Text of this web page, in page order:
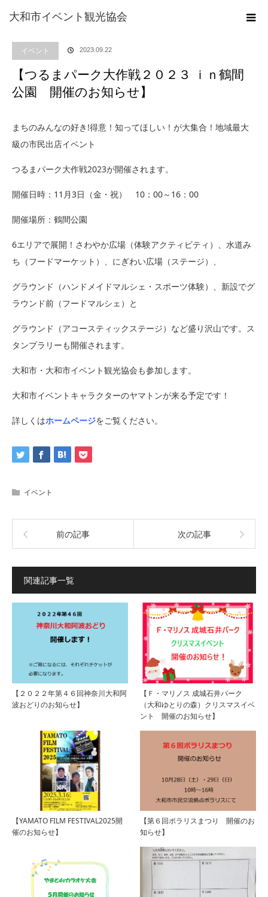
大和市イベント観光協会
ブログ
イベント 【つるまパーク大作戦２０２３ ｉｎ鶴間公園 開
イベント 2023.09.22
【つるまパーク大作戦２０２３ ｉｎ鶴間
公園 開催のお知らせ】
まちのみんなの好き!得意！知ってほしい！が大集合！地域最大
級の市民出店イベント
つるまパーク大作戦2023が開催されます。
開催日時：11月3日（金・祝） 10：00～16：00
開催場所：鶴間公園
6エリアで展開！さわやか広場（体験アクティビティ）、水道み
ち（フードマーケット）、にぎわい広場（ステージ）、
グラウンド（ハンドメイドマルシェ・スポーツ体験）、新設でグ
ラウンド前（フードマルシェ）と
グラウンド（アコースティックステージ）など盛り沢山です。ス
タンプラリーも開催されます。
大和市・大和市イベント観光協会も参加します。
大和市イベントキャラクターのヤマトンが来る予定です！
詳しくはホームページをご覧ください。
イベント
前の記事 次の記事
関連記事一覧
【２０２２年第４６回神奈川大和阿
波おどりのお知らせ】
【Ｆ・マリノス 成城石井パーク
（大和ゆとりの森）クリスマスイベ
ント 開催のお知らせ】
【YAMATO FILM FESTIVAL2025開
催のお知らせ】
【第６回ポラリスまつり 開催のお
知らせ】